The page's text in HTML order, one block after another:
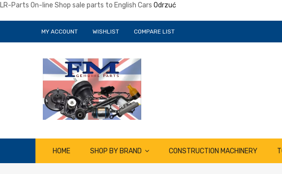
LR-Parts On-line Shop sale parts to English Cars Odrzuć
MY ACCOUNT WISHLIST COMPARE LIST
content
HOME SHOP BY BRAND CONSTRUCTION MACHINERY